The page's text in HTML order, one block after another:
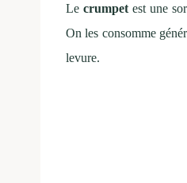
Lecrumpet est une
On les consomme
levure.